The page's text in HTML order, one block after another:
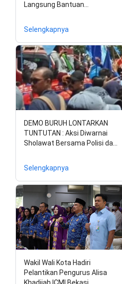
Langsung Bantuan…
Selengkapnya
DEMO BURUH LONTARKAN
TUNTUTAN : Aksi Diwarnai
Sholawat Bersama Polisi da…
Selengkapnya
Wakil Wali Kota Hadiri
Pelantikan Pengurus Alisa